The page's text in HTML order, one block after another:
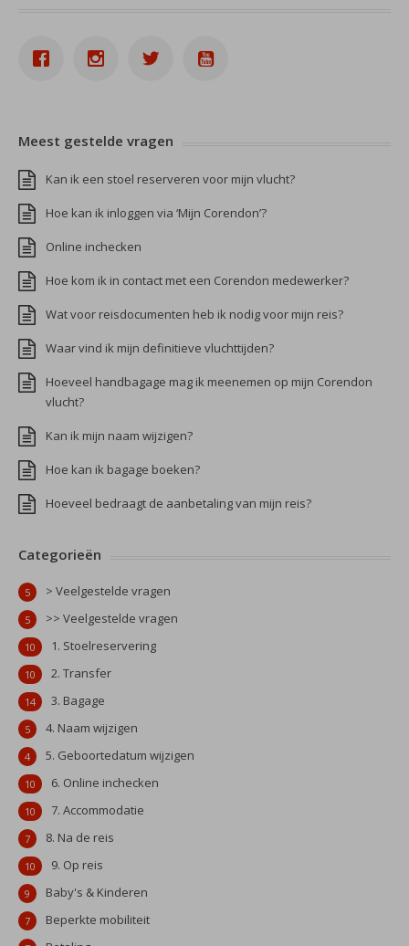
Meest gestelde vragen
Kan ik een stoel reserveren voor mijn vlucht?
Hoe kan ik inloggen via ‘Mijn Corendon’?
Online inchecken
Hoe kom ik in contact met een Corendon medewerker?
Wat voor reisdocumenten heb ik nodig voor mijn reis?
Waar vind ik mijn definitieve vluchttijden?
Hoeveel handbagage mag ik meenemen op mijn Corendon
vlucht?
Kan ik mijn naam wijzigen?
Hoe kan ik bagage boeken?
Hoeveel bedraagt de aanbetaling van mijn reis?
Categorieën
> Veelgestelde vragen
5
>> Veelgestelde vragen
5
1. Stoelreservering
10
2. Transfer
10
3. Bagage
14
4. Naam wijzigen
5
5. Geboortedatum wijzigen
4
6. Online inchecken
10
7. Accommodatie
10
8. Na de reis
7
9. Op reis
10
Baby's & Kinderen
9
Beperkte mobiliteit
7